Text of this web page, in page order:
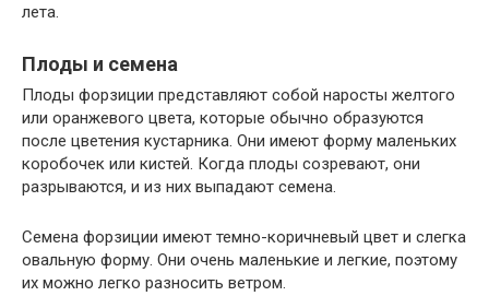
лета.
Плоды и семена
Плоды форзиции представляют собой наросты желтого
или оранжевого цвета, которые обычно образуются
после цветения кустарника. Они имеют форму маленьких
коробочек или кистей. Когда плоды созревают, они
разрываются, и из них выпадают семена.
Семена форзиции имеют темно-коричневый цвет и слегка
овальную форму. Они очень маленькие и легкие, поэтому
их можно легко разносить ветром.